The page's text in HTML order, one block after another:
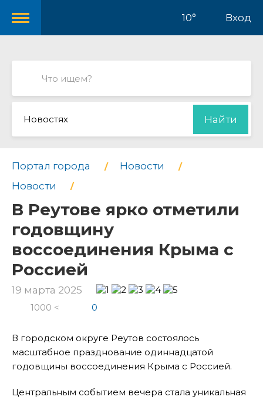
10° Вход
Новостях Найти
Портал города
Новости
Новости
В Реутове ярко отметили
годовщину
воссоединения Крыма с
Россией
19 марта 2025
1000 < 0
В городском округе Реутов состоялось
масштабное празднование одиннадцатой
годовщины воссоединения Крыма с Россией.
Центральным событием вечера стала уникальная